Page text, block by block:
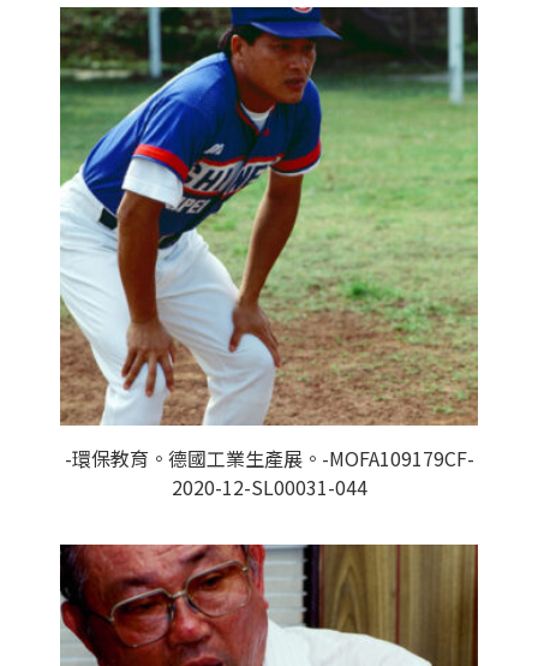
-環保教育。德國工業生產展。-MOFA109179CF-
2020-12-SL00031-044